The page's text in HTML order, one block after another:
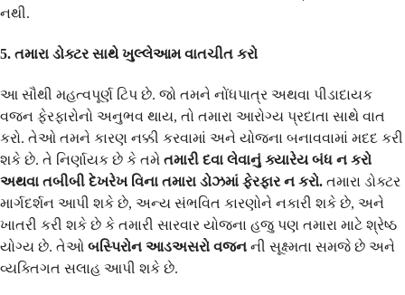
નથી.
5. તમારા ડોક્ટર સાથે ખુલ્લેઆમ વાતચીત કરો
આ સૌથી મહત્વપૂર્ણ ટિપ છે. જો તમને નોંધપાત્ર અથવા પીડાદાયક
વજન ફેરફારોનો અનુભવ થાય, તો તમારા આરોગ્ય પ્રદાતા સાથે વાત
કરો. તેઓ તમને કારણ નક્કી કરવામાં અને યોજના બનાવવામાં મદદ કરી
શકે છે. તે નિર્ણાયક છે કે તમે તમારી દવા લેવાનું ક્યારેય બંધ ન કરો
અથવા તબીબી દેખરેખ વિના તમારા ડોઝમાં ફેરફાર ન કરો. તમારા ડોક્ટર
માર્ગદર્શન આપી શકે છે, અન્ય સંભવિત કારણોને નકારી શકે છે, અને
ખાતરી કરી શકે છે કે તમારી સારવાર યોજના હજુ પણ તમારા માટે શ્રેષ્ઠ
યોગ્ય છે. તેઓ બસ્પિરોન આડઅસરો વજન ની સૂક્ષ્મતા સમજે છે અને
વ્યક્તિગત સલાહ આપી શકે છે.